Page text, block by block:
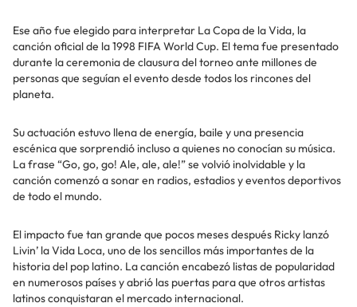
Ese año fue elegido para interpretar La Copa de la Vida, la
canción oficial de la 1998 FIFA World Cup. El tema fue presentado
durante la ceremonia de clausura del torneo ante millones de
personas que seguían el evento desde todos los rincones del
planeta.
Su actuación estuvo llena de energía, baile y una presencia
escénica que sorprendió incluso a quienes no conocían su música.
La frase “Go, go, go! Ale, ale, ale!” se volvió inolvidable y la
canción comenzó a sonar en radios, estadios y eventos deportivos
de todo el mundo.
El impacto fue tan grande que pocos meses después Ricky lanzó
Livin’ la Vida Loca, uno de los sencillos más importantes de la
historia del pop latino. La canción encabezó listas de popularidad
en numerosos países y abrió las puertas para que otros artistas
latinos conquistaran el mercado internacional.